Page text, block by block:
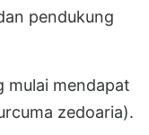
pendukung
mulai mendapat
zedoaria).